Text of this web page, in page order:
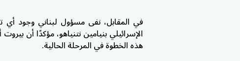
في المقابل، نفى مسؤول لبناني وجود أي
الإسرائيلي بنيامين نتنياهو، مؤكدًا أن
هذه الخطوة في المرحلة الحالية.